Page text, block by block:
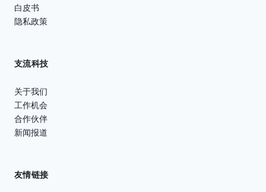
白皮书
隐私政策
支流科技
关于我们
工作机会
合作伙伴
新闻报道
友情链接